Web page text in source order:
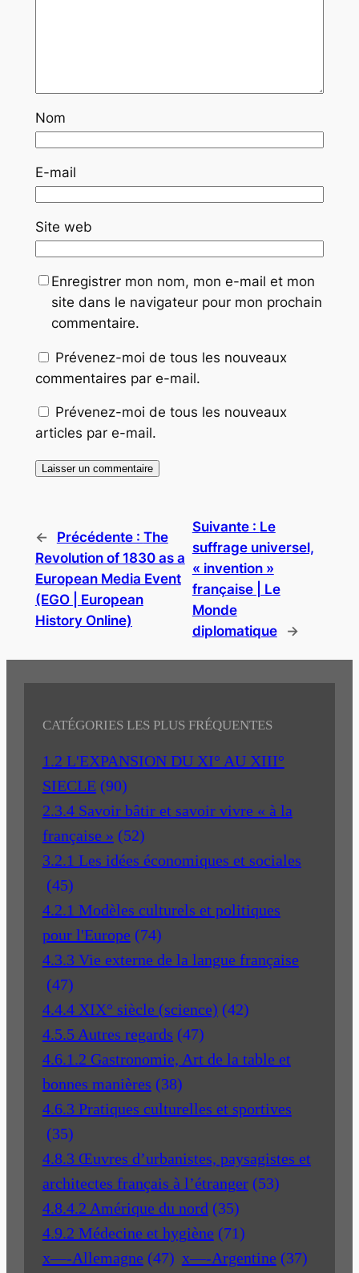
Nom
E-mail
Site web
Enregistrer mon nom, mon e-mail et mon
site dans le navigateur pour mon prochain
commentaire.
Prévenez-moi de tous les nouveaux
commentaires par e-mail.
Prévenez-moi de tous les nouveaux
articles par e-mail.
← Précédente : The
Revolution of 1830 as a
European Media Event
(EGO | European
History Online)
Suivante : Le
suffrage universel,
« invention »
française | Le
Monde
diplomatique
→
CATÉGORIES LES PLUS FRÉQUENTES
1.2 L'EXPANSION DU XI° AU XIII°
SIECLE (90)
2.3.4 Savoir bâtir et savoir vivre « à la
française » (52)
3.2.1 Les idées économiques et sociales
(45)
4.2.1 Modèles culturels et politiques
pour l'Europe (74)
4.3.3 Vie externe de la langue française
(47)
4.4.4 XIX° siècle (science) (42)
4.5.5 Autres regards (47)
4.6.1.2 Gastronomie, Art de la table et
bonnes manières (38)
4.6.3 Pratiques culturelles et sportives
(35)
4.8.3 Œuvres d’urbanistes, paysagistes et
architectes français à l’étranger (53)
4.8.4.2 Amérique du nord (35)
4.9.2 Médecine et hygiène (71)
x—-Allemagne (47) x—-Argentine (37)